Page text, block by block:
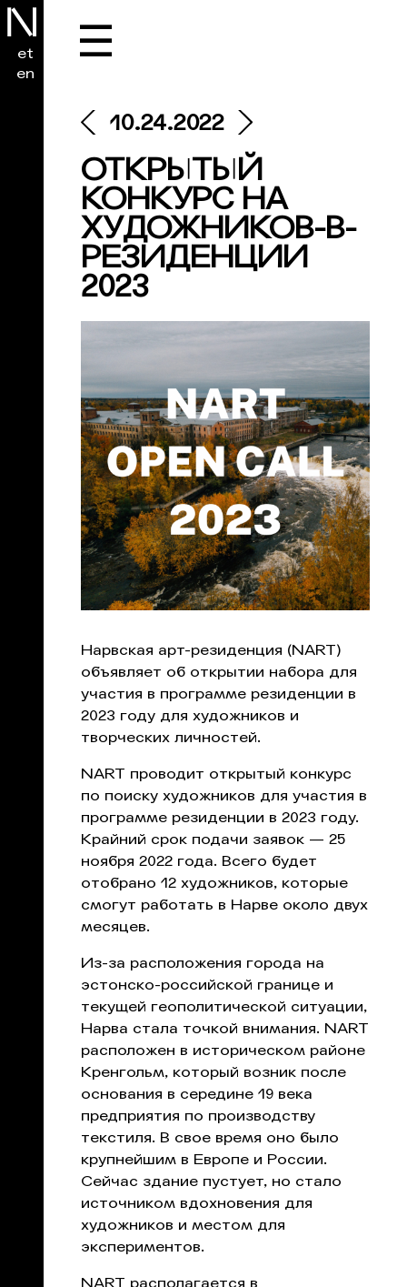
et
en
☰
10.24.2022
ОТКРЫТЫЙ
КОНКУРС НА
ХУДОЖНИКОВ-В-
РЕЗИДЕНЦИИ
2023
Нарвская арт-резиденция (NART)
объявляет об открытии набора для
участия в программе резиденции в
2023 году для художников и
творческих личностей.
NART проводит открытый конкурс
по поиску художников для участия в
программе резиденции в 2023 году.
Крайний срок подачи заявок — 25
ноября 2022 года. Всего будет
отобрано 12 художников, которые
смогут работать в Нарве около двух
месяцев.
Из-за расположения города на
эстонско-российской границе и
текущей геополитической ситуации,
Нарва стала точкой внимания. NART
расположен в историческом районе
Кренгольм, который возник после
основания в середине 19 века
предприятия по производству
текстиля. В свое время оно было
крупнейшим в Европе и России.
Сейчас здание пустует, но стало
источником вдохновения для
художников и местом для
экспериментов.
NART располагается в